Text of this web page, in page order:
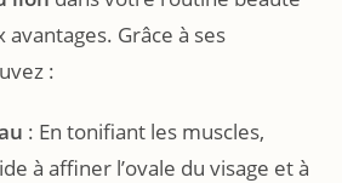
Grâce à ses
:
: En tonifiant les muscles,
à affiner l’ovale du visage et à